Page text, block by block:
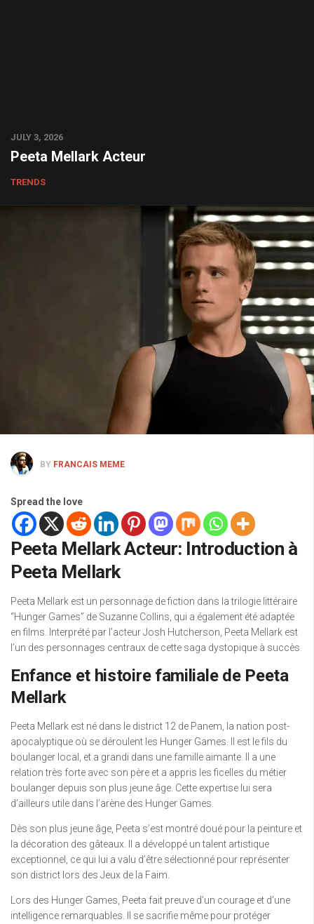
JULY 3, 2026
Peeta Mellark Acteur
TRENDS
BY FRANCAIS MEME
Spread the love
Peeta Mellark Acteur: Introduction à
Peeta Mellark
Peeta Mellark est un personnage de fiction dans la trilogie littéraire
“Hunger Games” de Suzanne Collins, qui a également été adaptée
en films. Interprété par l’acteur Josh Hutcherson, Peeta Mellark est
l’un des personnages centraux de cette saga dystopique à succès.
Enfance et histoire familiale de Peeta
Mellark
Peeta Mellark est né dans le district 12 de Panem, la nation post-
apocalyptique où se déroulent les Hunger Games. Il est le fils du
boulanger local, et a grandi dans une famille aimante. Il a une
relation très forte avec son père et a appris les ficelles du métier
boulanger depuis son plus jeune âge. Cette expertise lui sera
d’ailleurs utile dans l’arène des Hunger Games.
Dès son plus jeune âge, Peeta s’est montré doué pour la peinture et
la décoration des gâteaux. Il a développé un talent artistique
exceptionnel, ce qui lui a valu d’être sélectionné pour représenter
son district lors des Jeux de la Faim.
Lors des Hunger Games, Peeta fait preuve d’un courage et d’une
intelligence remarquables. Il se sacrifie même pour protéger